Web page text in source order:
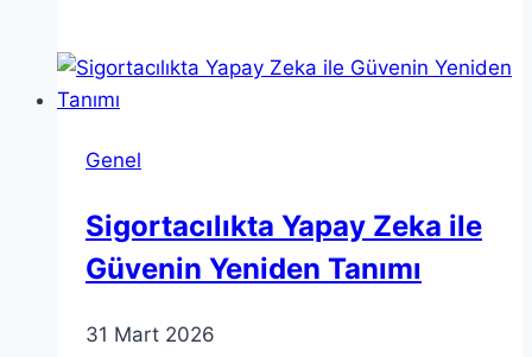
Güncel
Genel
Sigortacılıkta Yapay Zeka ile
Güvenin Yeniden Tanımı
31 Mart 2026